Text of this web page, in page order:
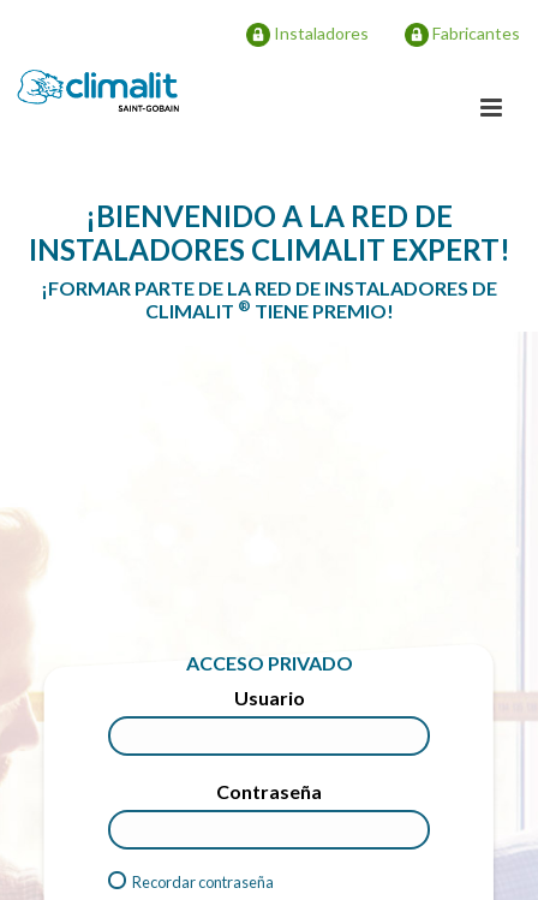
Fabricantes
Instaladores
¡BIENVENIDO A LA RED DE
INSTALADORES CLIMALIT EXPERT!
¡FORMAR PARTE DE LA RED DE INSTALADORES DE
CLIMALIT ® TIENE PREMIO!
ACCESO PRIVADO
Usuario
Contraseña
Recordar contraseña